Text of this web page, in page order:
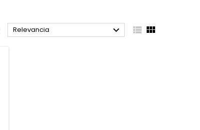
Relevancia   